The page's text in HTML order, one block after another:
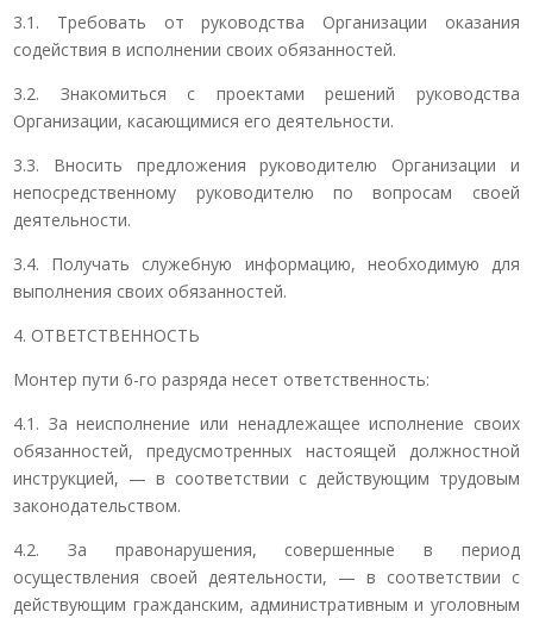
3.1. Требовать от руководства Организации оказания
содействия в исполнении своих обязанностей.
3.2. Знакомиться с проектами решений руководства
Организации, касающимися его деятельности.
3.3. Вносить предложения руководителю Организации и
непосредственному руководителю по вопросам своей
деятельности.
3.4. Получать служебную информацию, необходимую для
выполнения своих обязанностей.
4. ОТВЕТСТВЕННОСТЬ
Монтер пути 6-го разряда несет ответственность:
4.1. За неисполнение или ненадлежащее исполнение своих
обязанностей, предусмотренных настоящей должностной
инструкцией, — в соответствии с действующим трудовым
законодательством.
4.2. За правонарушения, совершенные в период
осуществления своей деятельности, — в соответствии с
действующим гражданским, административным и уголовным